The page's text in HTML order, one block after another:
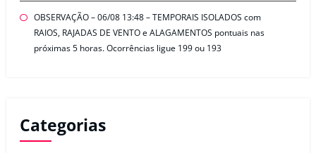
OBSERVAÇÃO – 06/08 13:48 – TEMPORAIS ISOLADOS com
RAIOS, RAJADAS DE VENTO e ALAGAMENTOS pontuais nas
próximas 5 horas. Ocorrências ligue 199 ou 193
Categorias